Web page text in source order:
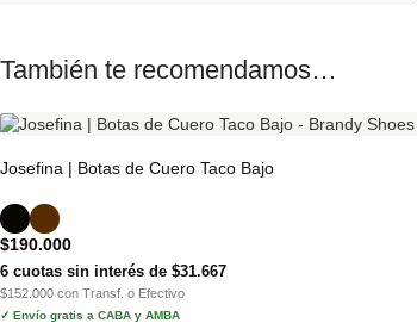
También te recomendamos…
Josefina | Botas de Cuero Taco Bajo
$190.000
6 cuotas sin interés de $31.667
$152.000 con Transf. o Efectivo
✓ Envío gratis a CABA y AMBA